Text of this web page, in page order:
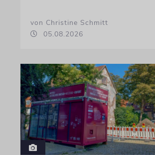
von Christine Schmitt
05.08.2026